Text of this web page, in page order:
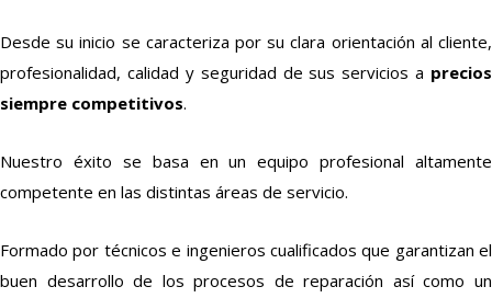
Desde su inicio se caracteriza por su clara orientación al cliente,
profesionalidad, calidad y seguridad de sus servicios a precios
siempre competitivos.
Nuestro éxito se basa en un equipo profesional altamente
competente en las distintas áreas de servicio.
Formado por técnicos e ingenieros cualificados que garantizan el
buen desarrollo de los procesos de reparación así como un